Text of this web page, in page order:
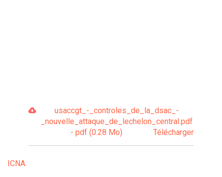
usaccgt_-_controles_de_la_dsac_-
_nouvelle_attaque_de_lechelon_central.pdf
- pdf (0.28 Mo)
Télécharger
ICNA